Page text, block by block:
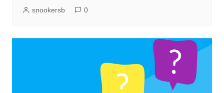
snookersb 0